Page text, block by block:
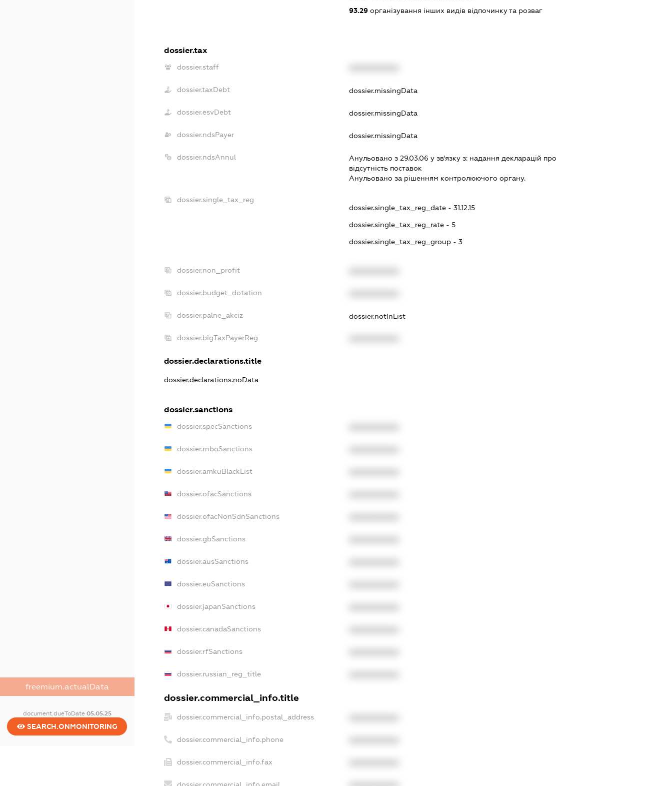
freemium.actualData
document.dueToDate 05.05.25
SEARCH.ONMONITORING
93.29 організування інших видів відпочинку та розваг
dossier.tax
dossier.staff
dossier.taxDebt dossier.missingData
dossier.esvDebt dossier.missingData
dossier.ndsPayer dossier.missingData
dossier.ndsAnnul Анульовано з 29.03.06 у зв'язку з: надання декларацiй про
вiдсутнiсть поставок
Анульовано за рiшенням контролюючого органу.
dossier.single_tax_reg
dossier.single_tax_reg_date - 31.12.15
dossier.single_tax_reg_rate - 5
dossier.single_tax_reg_group - 3
dossier.non_profit
dossier.budget_dotation
dossier.palne_akciz dossier.notInList
dossier.bigTaxPayerReg
dossier.declarations.title
dossier.declarations.noData
dossier.sanctions
dossier.specSanctions
dossier.rnboSanctions
dossier.amkuBlackList
dossier.ofacSanctions
dossier.ofacNonSdnSanctions
dossier.gbSanctions
dossier.ausSanctions
dossier.euSanctions
dossier.japanSanctions
dossier.canadaSanctions
dossier.rfSanctions
dossier.russian_reg_title
dossier.commercial_info.title
dossier.commercial_info.postal_address
dossier.commercial_info.phone
dossier.commercial_info.fax
dossier.commercial_info.email